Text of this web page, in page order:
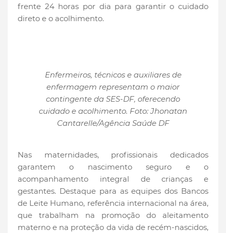
frente 24 horas por dia para garantir o cuidado
direto e o acolhimento.
Enfermeiros, técnicos e auxiliares de
enfermagem representam o maior
contingente da SES-DF, oferecendo
cuidado e acolhimento. Foto: Jhonatan
Cantarelle/Agência Saúde DF
Nas maternidades, profissionais dedicados
garantem o nascimento seguro e o
acompanhamento integral de crianças e
gestantes. Destaque para as equipes dos Bancos
de Leite Humano, referência internacional na área,
que trabalham na promoção do aleitamento
materno e na proteção da vida de recém-nascidos,